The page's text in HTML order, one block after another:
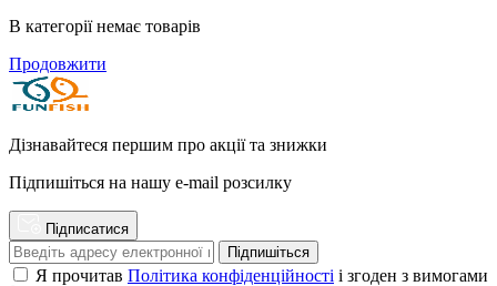
В категорії немає товарів
Продовжити
Дізнавайтеся першим про акції та знижки
Підпишіться на нашу e-mail розсилку
Підписатися
Підпишіться
Я прочитав Політика конфіденційності і згоден з вимогами